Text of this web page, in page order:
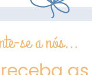
se a nós...